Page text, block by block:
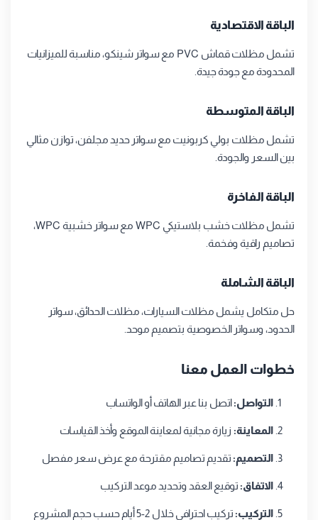
الباقة الاقتصادية
تشمل مظلات قماش PVC مع سواتر شينكو، مناسبة للميزانيات
المحدودة مع جودة جيدة.
الباقة المتوسطة
تشمل مظلات بولي كربونيت مع سواتر حديد مجلفن، توازن مثالي
بين السعر والجودة.
الباقة الفاخرة
تشمل مظلات خشب بلاستيكي WPC مع سواتر خشبية WPC،
تصاميم راقية وفخمة.
الباقة الشاملة
حل متكامل يشمل مظلات السيارات، مظلات الحدائق، سواتر
الحدود، وسواتر الخصوصية بتصميم موحد.
خطوات العمل معنا
التواصل:اتصل بنا عبر الهاتف أو الواتساب
المعاينة: زيارة مجانية لمعاينة الموقع وأخذ القياسات
التصميم: تقديم تصاميم مقترحة مع عرض سعر مفصل
الاتفاق: توقيع العقد وتحديد موعد التركيب
التركيب: تركيب احترافي خلال 2-5 أيام حسب حجم المشروع